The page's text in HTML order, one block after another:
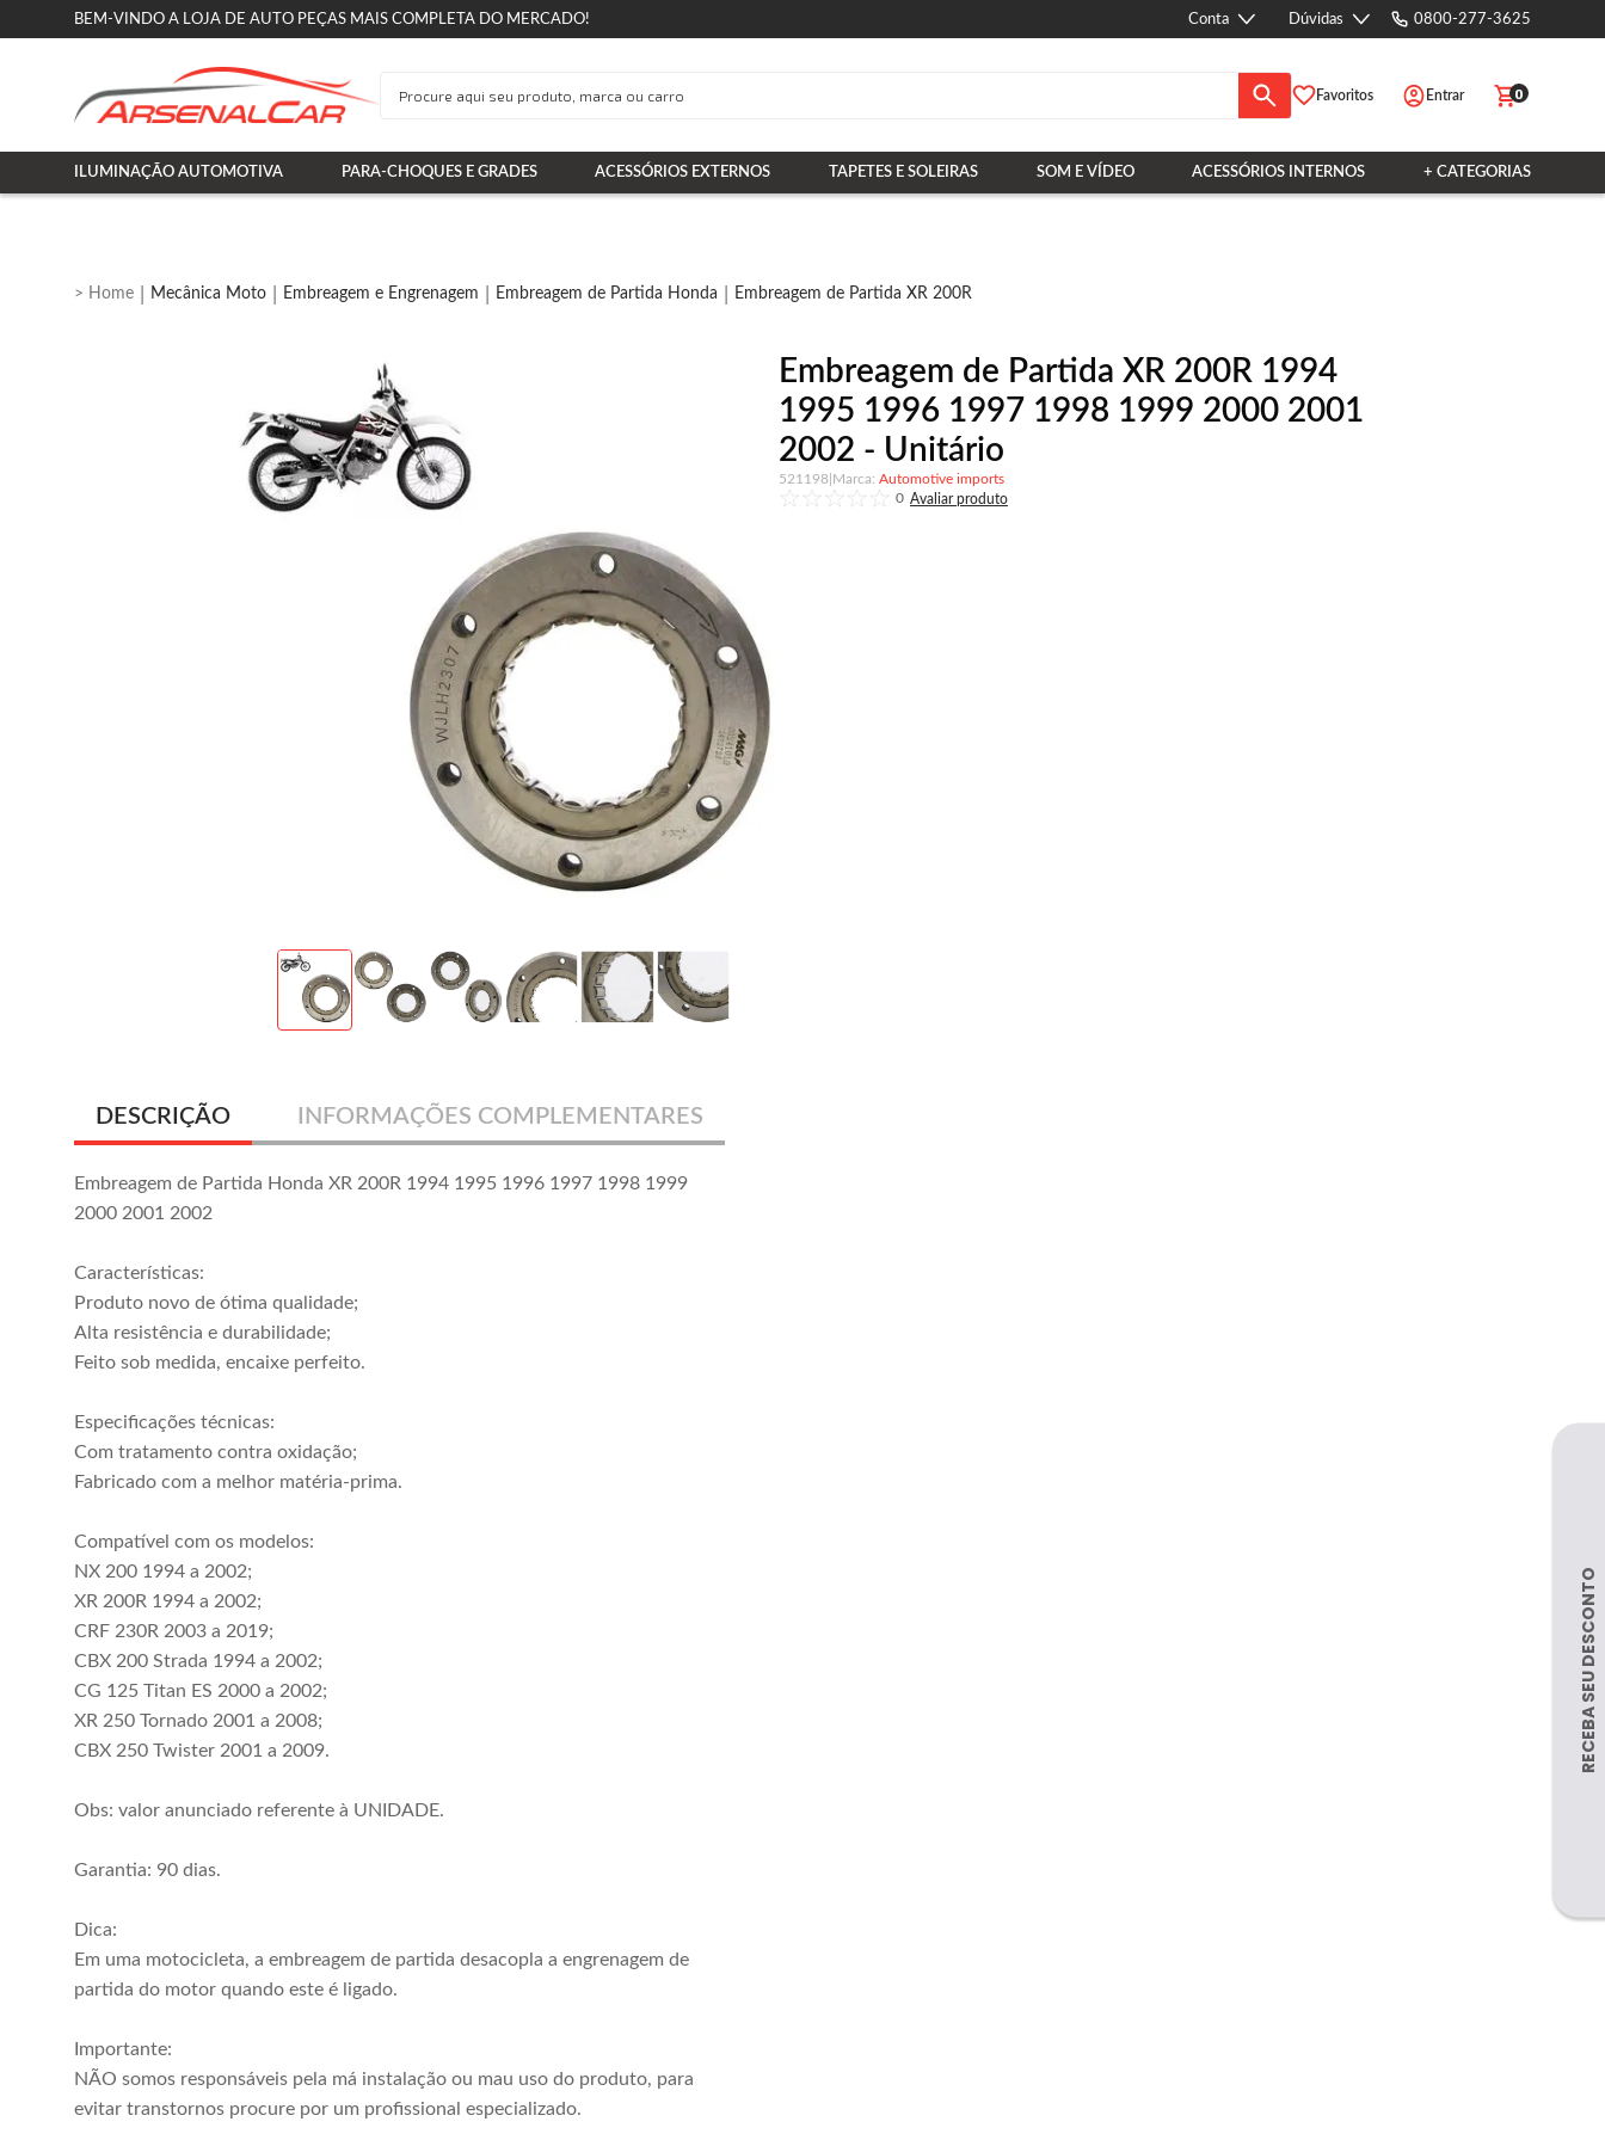
BEM-VINDO A LOJA DE AUTO PEÇAS MAIS COMPLETA DO MERCADO! Conta Dúvidas 0800-277-3625
Favoritos Entrar 0
ILUMINAÇÃO AUTOMOTIVA PARA-CHOQUES E GRADES ACESSÓRIOS EXTERNOS TAPETES E SOLEIRAS SOM E VÍDEO ACESSÓRIOS INTERNOS + CATEGORIAS
Mecânica Moto Embreagem e Engrenagem Embreagem de Partida Honda Embreagem de Partida XR 200R
Embreagem de Partida XR 200R 1994
1995 1996 1997 1998 1999 2000 2001
2002 - Unitário
521198
Automotive imports
0
DESCRIÇÃO INFORMAÇÕES COMPLEMENTARES
Embreagem de Partida Honda XR 200R 1994 1995 1996 1997 1998 1999
2000 2001 2002
Características:
Produto novo de ótima qualidade;
Alta resistência e durabilidade;
Feito sob medida, encaixe perfeito.
Especificações técnicas:
Com tratamento contra oxidação;
Fabricado com a melhor matéria-prima.
Compatível com os modelos:
NX 200 1994 a 2002;
XR 200R 1994 a 2002;
CRF 230R 2003 a 2019;
CBX 200 Strada 1994 a 2002;
CG 125 Titan ES 2000 a 2002;
XR 250 Tornado 2001 a 2008;
CBX 250 Twister 2001 a 2009.
Obs: valor anunciado referente à UNIDADE.
Garantia: 90 dias.
Dica:
Em uma motocicleta, a embreagem de partida desacopla a engrenagem de
partida do motor quando este é ligado.
Importante:
NÃO somos responsáveis pela má instalação ou mau uso do produto, para
evitar transtornos procure por um profissional especializado.